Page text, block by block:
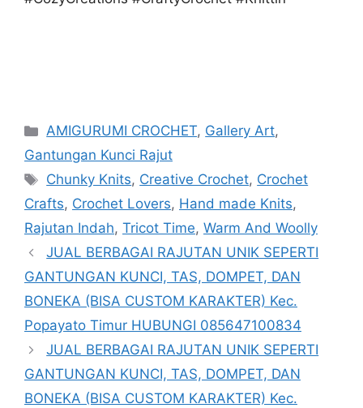
Categories
AMIGURUMI CROCHET, Gallery Art,
Gantungan Kunci Rajut
Tags
Chunky Knits, Creative Crochet, Crochet
Crafts, Crochet Lovers, Hand made Knits,
Rajutan Indah, Tricot Time, Warm And Woolly
JUAL BERBAGAI RAJUTAN UNIK SEPERTI
GANTUNGAN KUNCI, TAS, DOMPET, DAN
BONEKA (BISA CUSTOM KARAKTER) Kec.
Popayato Timur HUBUNGI 085647100834
JUAL BERBAGAI RAJUTAN UNIK SEPERTI
GANTUNGAN KUNCI, TAS, DOMPET, DAN
BONEKA (BISA CUSTOM KARAKTER) Kec.